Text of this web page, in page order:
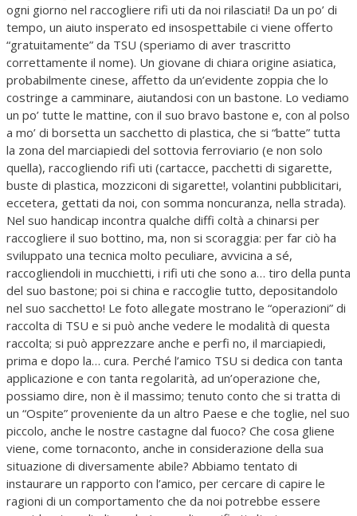
ogni giorno nel raccogliere rifi uti da noi rilasciati! Da un po’ di
tempo, un aiuto insperato ed insospettabile ci viene offerto
“gratuitamente” da TSU (speriamo di aver trascritto
correttamente il nome). Un giovane di chiara origine asiatica,
probabilmente cinese, affetto da un’evidente zoppia che lo
costringe a camminare, aiutandosi con un bastone. Lo vediamo
un po’ tutte le mattine, con il suo bravo bastone e, con al polso
a mo’ di borsetta un sacchetto di plastica, che si “batte” tutta
la zona del marciapiedi del sottovia ferroviario (e non solo
quella), raccogliendo rifi uti (cartacce, pacchetti di sigarette,
buste di plastica, mozziconi di sigarette!, volantini pubblicitari,
eccetera, gettati da noi, con somma noncuranza, nella strada).
Nel suo handicap incontra qualche diffi coltà a chinarsi per
raccogliere il suo bottino, ma, non si scoraggia: per far ciò ha
sviluppato una tecnica molto peculiare, avvicina a sé,
raccogliendoli in mucchietti, i rifi uti che sono a… tiro della punta
del suo bastone; poi si china e raccoglie tutto, depositandolo
nel suo sacchetto! Le foto allegate mostrano le “operazioni” di
raccolta di TSU e si può anche vedere le modalità di questa
raccolta; si può apprezzare anche e perfi no, il marciapiedi,
prima e dopo la… cura. Perché l’amico TSU si dedica con tanta
applicazione e con tanta regolarità, ad un’operazione che,
possiamo dire, non è il massimo; tenuto conto che si tratta di
un “Ospite” proveniente da un altro Paese e che toglie, nel suo
piccolo, anche le nostre castagne dal fuoco? Che cosa gliene
viene, come tornaconto, anche in considerazione della sua
situazione di diversamente abile? Abbiamo tentato di
instaurare un rapporto con l’amico, per cercare di capire le
ragioni di un comportamento che da noi potrebbe essere